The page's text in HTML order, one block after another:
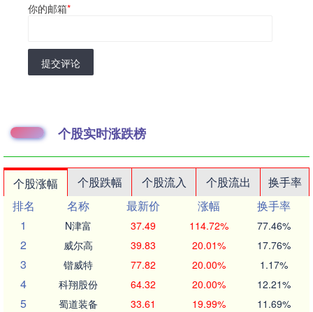
你的邮箱*
提交评论
个股实时涨跌榜
个股涨幅 个股跌幅 个股流入 个股流出
换手率
排名
名称 最新价 涨幅
换手率
1
N津富 37.49 114.72% 77.46%
2 威尔高 39.83 20.01% 17.76%
3 锴威特 77.82 20.00% 1.17%
4 科翔股份 64.32 20.00% 12.21%
5 蜀道装备 33.61 19.99% 11.69%